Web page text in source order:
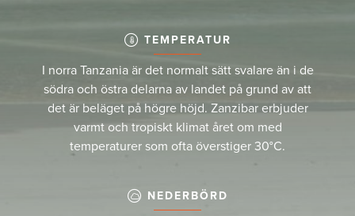
TEMPERATUR
I norra Tanzania är det normalt sätt svalare än i de
södra och östra delarna av landet på grund av att
det är beläget på högre höjd. Zanzibar erbjuder
varmt och tropiskt klimat året om med
temperaturer som ofta överstiger 30°C.
NEDERBÖRD